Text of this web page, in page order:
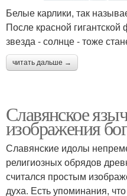
Белые карлики, так
После красной
звезда - солнце - тоже
читать дальше →
Славянское
изображения
Славянские идолы
религиозных обрядов
считался простым
духа. Есть упоминания,